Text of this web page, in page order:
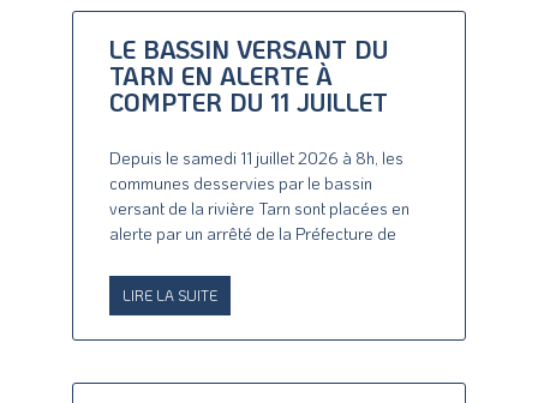
LE BASSIN VERSANT DU
TARN EN ALERTE À
COMPTER DU 11 JUILLET
Depuis le samedi 11 juillet 2026 à 8h, les
communes desservies par le bassin
versant de la rivière Tarn sont placées en
alerte par un arrêté de la Préfecture de
LIRE LA SUITE